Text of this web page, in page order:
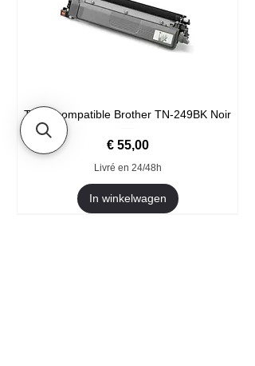
Toner compatible Brother TN-249BK Noir
Prijs
€ 55,00
Livré en 24/48h
In winkelwagen